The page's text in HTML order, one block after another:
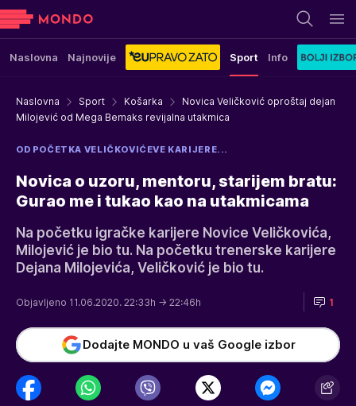
Naslovna Najnovije Sport Info
Naslovna Sport Košarka
Novica Veličković oproštaj dejan
Milojević od Mega Bemaks revijalna utakmica
OD POČETKA VELIČKOVIĆEVE KARIJERE...
Novica o uzoru, mentoru, starijem bratu:
Gurao me i tukao kao na utakmicama
Na početku igračke karijere Novice Veličkovića,
Milojević je bio tu. Na početku trenerske karijere
Dejana Milojevića, Veličković je bio tu.
Objavljeno 11.06.2020. 22:33h → 22:46h 1
Dodajte MONDO u vaš Google izbor